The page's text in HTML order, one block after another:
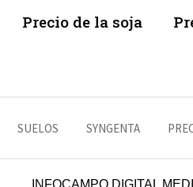
Precio de la soja
SUELOS SYNGENTA